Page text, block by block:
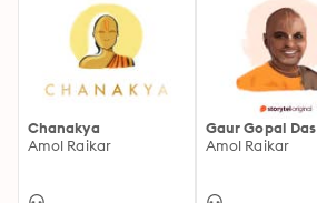
Chanakya
Amol Raikar
Gaur Gopal Das
Amol Raikar